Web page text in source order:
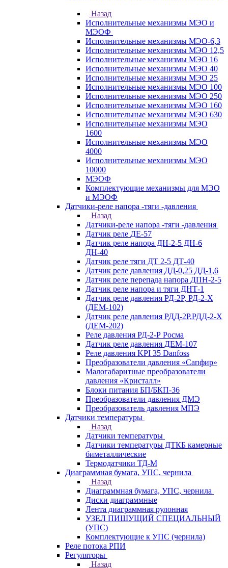
Назад
Исполнительные механизмы МЭО и
МЭОФ
Исполнительные механизмы МЭО-6,3
Исполнительные механизмы МЭО 12,5
Исполнительные механизмы МЭО 16
Исполнительные механизмы МЭО 40
Исполнительные механизмы МЭО 25
Исполнительные механизмы МЭО 100
Исполнительные механизмы МЭО 250
Исполнительные механизмы МЭО 160
Исполнительные механизмы МЭО 630
Исполнительные механизмы МЭО
1600
Исполнительные механизмы МЭО
4000
Исполнительные механизмы МЭО
10000
МЭОФ
Комплектующие механизмы для МЭО
и МЭОФ
Датчики-реле напора -тяги -давления
Назад
Датчики-реле напора -тяги -давления
Датчик реле ДЕ-57
Датчик реле напора ДН-2-5 ДН-6
ДН-40
Датчик реле тяги ДТ 2-5 ДТ-40
Датчик реле давления ДД-0,25 ДД-1,6
Датчик реле перепада напора ДПН-2-5
Датчик реле напора и тяги ДНТ-1
Датчик реле давления РД-2Р, РД-2-Х
(ДЕМ-102)
Датчик реле давления РДД-2Р,РДД-2-Х
(ДЕМ-202)
Реле давления РД-2-Р Росма
Датчик реле давления ДЕМ-107
Реле давления KPI 35 Danfoss
Преобразователи давления «Сапфир»
Малогабаритные преобразователи
давления «Кристалл»
Блоки питания БП/БКП-36
Преобразователи давления ДМЭ
Преобразователь давления МПЭ
Датчики температуры
Назад
Датчики температуры
Датчики температуры ДТКБ камерные
биметаллические
Термодатчики ТД-М
Диаграммная бумага, УПС, чернила
Назад
Диаграммная бумага, УПС, чернила
Диски диаграммные
Лента диаграммная рулонная
УЗЕЛ ПИШУЩИЙ СПЕЦИАЛЬНЫЙ
(УПС)
Комплектующие к УПС (чернила)
Реле потока РПИ
Регуляторы
Назад